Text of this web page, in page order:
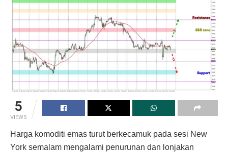
5
VIEWS
Harga komoditi emas turut berkecamuk pada sesi New
York semalam mengalami penurunan dan lonjakan